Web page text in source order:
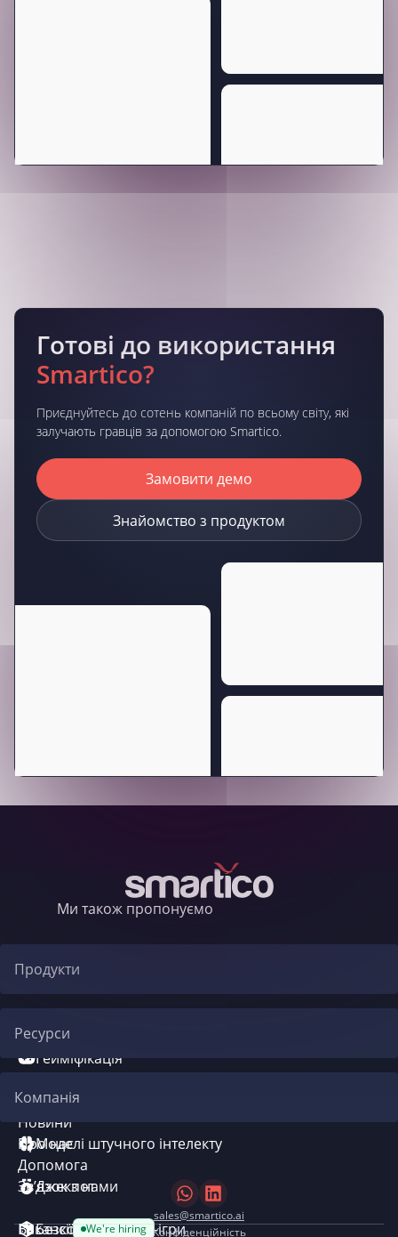
Готові до використання
Smartico?
Приєднуйтесь до сотень компаній по всьому світу, які
залучають гравців за допомогою Smartico.
Замовити демо
Знайомство з продуктом
Ми також пропонуємо
Продукти
Гейміфікація
Система бонусів
Моделі штучного інтелекту
Джекпот
Безкоштовні міні-ігри
Ресурси
Новини
Допомога
Компанія
Про нас
Зв’язок з нами
Вакансії We're hiring Конфіденційність
sales@smartico.ai